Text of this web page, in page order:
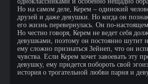
Но на самом деле, Керем – одинокий
друзей и даже девушки. Но когда он
его жизнь перевернулась. Он по-
Но честно говоря, Керем не ведет себя
девушками, поэтому он постоянно шутит
ему сложно признаться Зейнеп, что он
чувства. Если Керем хочет завоевать эту
девушку, ему придется побороть свой
история о трогательной любви парня и